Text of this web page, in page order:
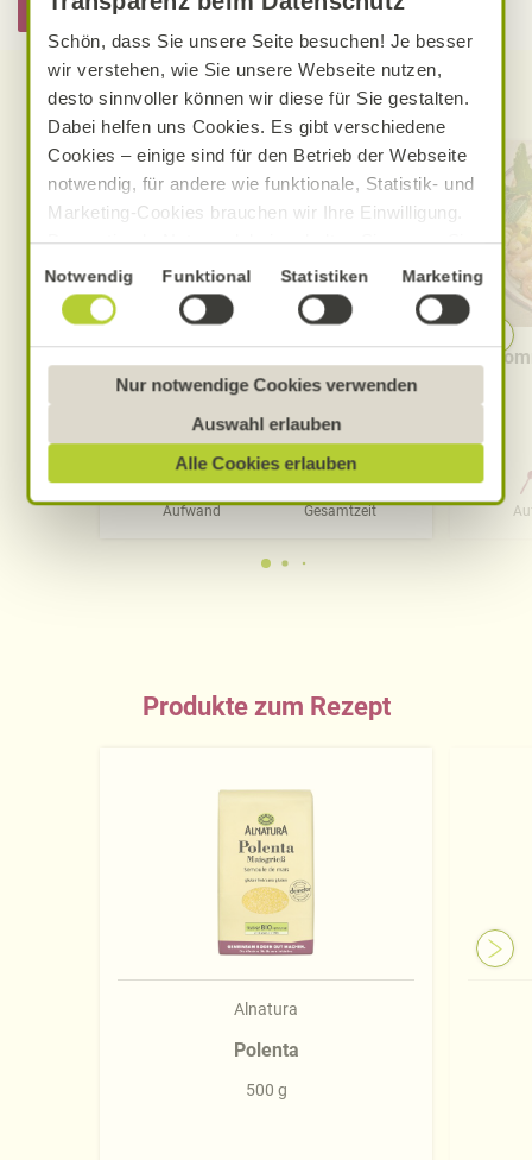
Schön, dass Sie unsere Seite besuchen! Je besser
wir verstehen, wie Sie unsere Webseite nutzen,
desto sinnvoller können wir diese für Sie gestalten.
Dabei helfen uns Cookies. Es gibt verschiedene
Cookies – einige sind für den Betrieb der Webseite
notwendig, für andere wie funktionale, Statistik- und
Marketing-Cookies brauchen wir Ihre Einwilligung.
Das optimale Nutzererlebnis erhalten Sie, wenn Sie
„Alle Cookies erlauben“ anklicken. Ihre Einwilligung
umfasst in diesem Fall auch den Einsatz von
Dienstleistern in Drittländern, die kein mit der EU
Sofern personenbezogene Daten dorthin übermittelt
werden, besteht das Risiko, dass diese erfasst und
analysiert werden und Betroffenenrechte nicht
durchgesetzt werden könnten. Sie können jederzeit
Ihre Einwilligung zur Datenverarbeitung und
Ausführliche Informationen finden Sie in unserer
Einwilligungsauswahl
Notwendig Funktional Statistiken Marketing
Alle Cookies erlauben
Auswahl erlauben
Nur notwendige Cookies verwenden
Hier informieren
Entdecken Sie weitere Rezepte
Pasta
Aufwand
0 Std. 30 Min.
Gesamtzeit
Produkte zum Rezept
Alnatura
Polenta
500 g